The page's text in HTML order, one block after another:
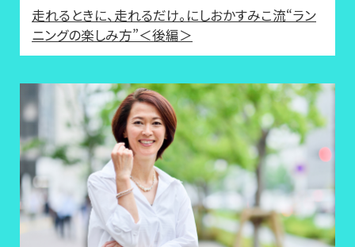
走れるときに、走れるだけ。にしおかすみこ流“ラン
ニングの楽しみ方”＜後編＞